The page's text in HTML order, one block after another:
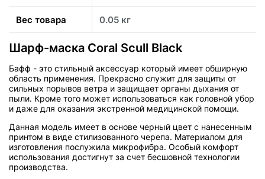
Вес товара 0.05 кг
Шарф-маска Coral Scull Black
Бафф - это стильный аксессуар который имеет обширную
область применения. Прекрасно служит для защиты от
сильных порывов ветра и защищает органы дыхания от
пыли. Кроме того может использоваться как головной убор
и даже для оказания экстренной медицинской помощи.
Данная модель имеет в основе черный цвет с нанесенным
принтом в виде стилизованного черепа. Материалом для
изготовления послужила микрофибра. Особый комфорт
использования достигнут за счет бесшовной технологии
производства.